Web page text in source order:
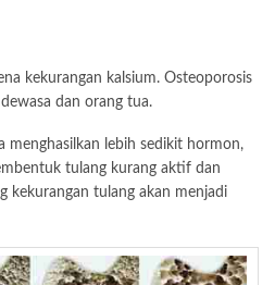
kekurangan kalsium. Osteoporosis
dan orang tua.
menghasilkan lebih sedikit hormon,
tulang kurang aktif dan
kekurangan tulang akan menjadi